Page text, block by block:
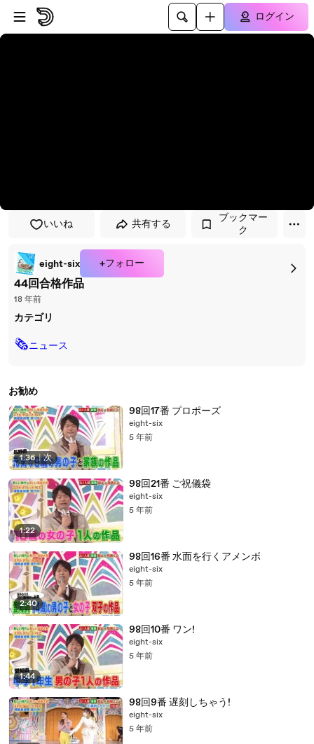
プレイヤーにスキップ
メインコンテンツにスキップ
ログイン
いいね 共有する
ブックマー
ク
eight-six +フォロー
44回合格作品
18 年前
カテゴリ
🗞ニュース
お勧め
1:36 | 次
98回17番 プロポーズ
eight-six
5 年前
1:22
98回21番 ご祝儀袋
eight-six
5 年前
2:40
98回16番 水面を行くアメンボ
eight-six
5 年前
1:44
98回10番 ワン!
eight-six
5 年前
98回9番 遅刻しちゃう!
eight-six
5 年前